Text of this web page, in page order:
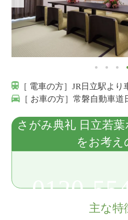
［ 電車の方］JR日立駅より
［ お車の方］常磐自動車
さがみ典礼 日立若
をお考え
0120-
主な特